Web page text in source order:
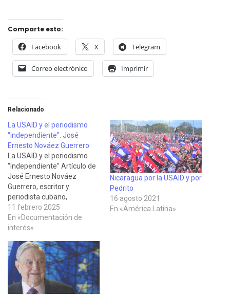
Comparte esto:
Facebook X Telegram
Correo electrónico Imprimir
Relacionado
La USAID y el periodismo
“independiente”. José
Ernesto Nováez Guerrero
La USAID y el periodismo
“independiente” Artículo de
José Ernesto Nováez
Guerrero, escritor y
periodista cubano,
Coordinador del capítulo
cubano de la Red en
Defensa de la Humanidad y
las Artes, publicado en Al
Mayadeen el 8 de febrero
de 2025, en el que analiza…
11 febrero 2025
En «Documentación de
interés»
Nicaragua por la USAID y por
Pedrito
16 agosto 2021
En «América Latina»